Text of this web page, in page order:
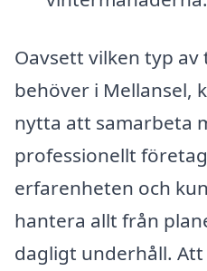
Oavsett vilken typ
behöver i Mellansel,
nytta att samarbeta
professionellt
erfarenheten och
hantera allt från
dagligt underhåll.